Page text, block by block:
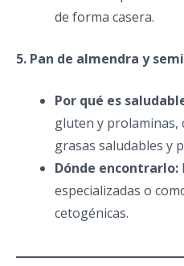
de forma casera.
5. Pan de almendra y
Por qué es
gluten y prolaminas,
grasas saludables y
Dónde encontrarlo:
especializadas o
cetogénicas.